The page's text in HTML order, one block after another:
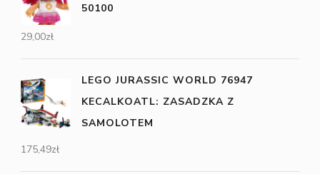
50100
29,00zł
LEGO JURASSIC WORLD 76947
KECALKOATL: ZASADZKA Z
SAMOLOTEM
175,49zł